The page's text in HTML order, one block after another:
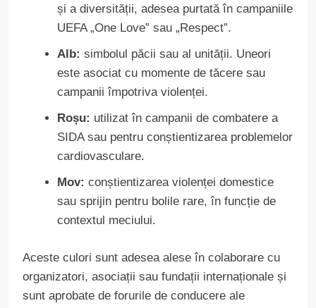
și a diversității, adesea purtată în campaniile
UEFA „One Love” sau „Respect”.
Alb: simbolul păcii sau al unității. Uneori
este asociat cu momente de tăcere sau
campanii împotriva violenței.
Roșu: utilizat în campanii de combatere a
SIDA sau pentru conștientizarea problemelor
cardiovasculare.
Mov: conștientizarea violenței domestice
sau sprijin pentru bolile rare, în funcție de
contextul meciului.
Aceste culori sunt adesea alese în colaborare cu
organizatori, asociații sau fundații internaționale și
sunt aprobate de forurile de conducere ale